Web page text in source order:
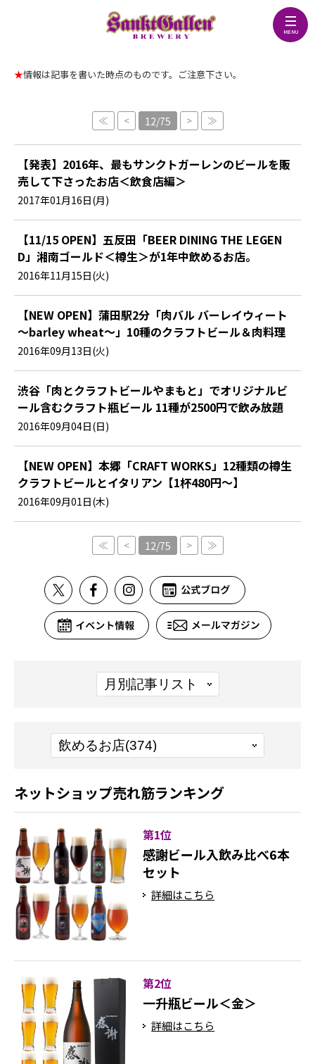
★情報は記事を書いた時点のものです。ご注意下さい。
≪ < 12/75 > ≫
【発表】2016年、最もサンクトガーレンのビールを販
売して下さったお店＜飲食店編＞
2017年01月16日(月)
【11/15 OPEN】五反田「BEER DINING THE LEGEN
D」湘南ゴールド＜樽生＞が1年中飲めるお店。
2016年11月15日(火)
【NEW OPEN】蒲田駅2分「肉バル バーレイウィート
～barley wheat～」10種のクラフトビール＆肉料理
2016年09月13日(火)
渋谷「肉とクラフトビールやまもと」でオリジナルビ
ール含むクラフト瓶ビール 11種が2500円で飲み放題
2016年09月04日(日)
【NEW OPEN】本郷「CRAFT WORKS」12種類の樽生
クラフトビールとイタリアン【1杯480円～】
2016年09月01日(木)
≪ < 12/75 > ≫
ネットショップ売れ筋ランキング
第1位
感謝ビール入飲み比べ6本
セット
詳細はこちら
第2位
一升瓶ビール＜金＞
詳細はこちら